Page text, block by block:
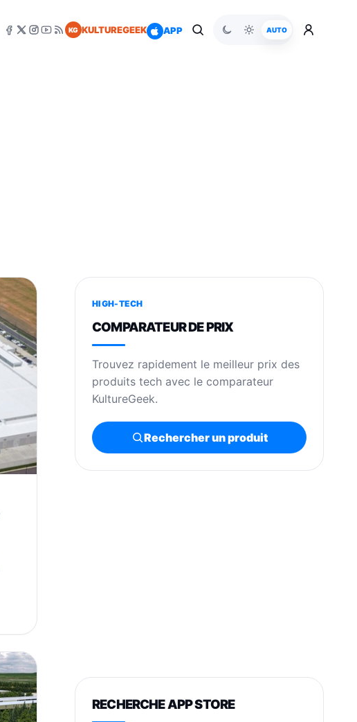
KG KULTUREGEEK APP AUTO
HIGH-TECH
COMPARATEUR DE PRIX
Trouvez rapidement le meilleur prix des
produits tech avec le comparateur
KultureGeek.
Rechercher un produit
RECHERCHE APP STORE